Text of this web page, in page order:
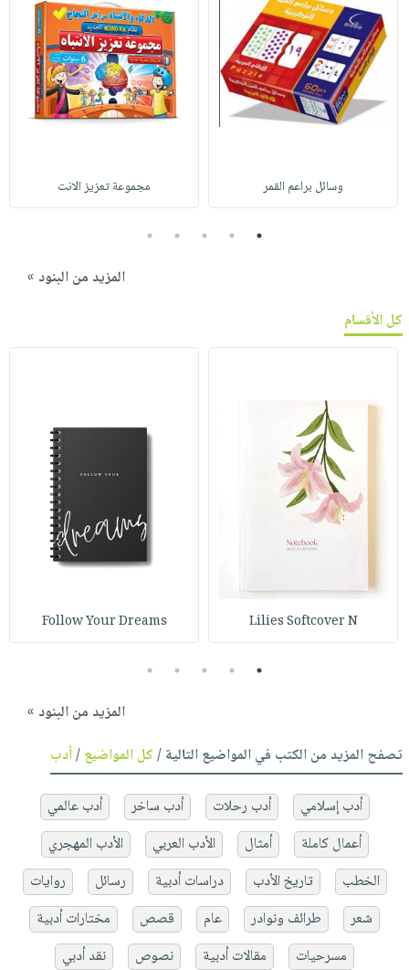
وسائل براعم القمر مجموعة تعزيز الانت
1
2
3
4
5
المزيد من البنود »
كل الأقسام
Lilies Softcover N
Follow Your Dreams
1
2
3
4
5
المزيد من البنود »
تصفح المزيد من الكتب في المواضيع التالية /كل المواضيع/أدب
أدب إسلامي أدب رحلات أدب ساخر
أدب عالمي
أعمال كاملة
أمثال الأدب العربي
الأدب المهجري
الخطب
تاريخ الأدب دراسات أدبية رسائل
روايات
شعر
طرائف ونوادر عام قصص
مختارات أدبية
مسرحيات
مقالات أدبية نصوص نقد أدبي